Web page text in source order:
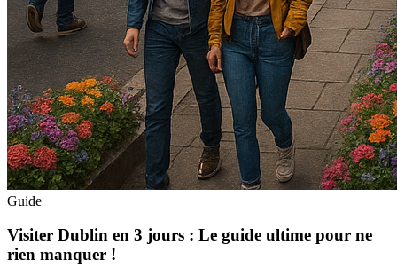
Guide
Visiter Dublin en 3 jours : Le guide ultime pour ne
rien manquer !